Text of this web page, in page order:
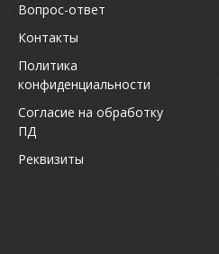
Вопрос-ответ
Контакты
Политика
конфиденциальности
Согласие на обработку
ПД
Реквизиты